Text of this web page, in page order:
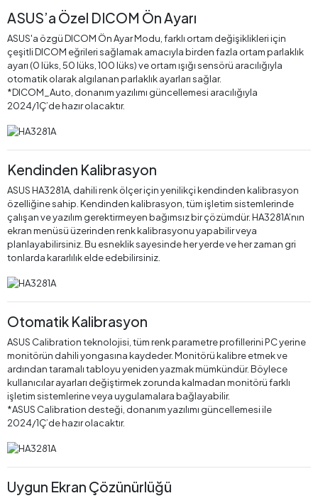
ASUS’a Özel DICOM Ön Ayarı
ASUS'a özgü DICOM Ön Ayar Modu, farklı ortam değişiklikleri için
çeşitli DICOM eğrileri sağlamak amacıyla birden fazla ortam parlaklık
ayarı (0 lüks, 50 lüks, 100 lüks) ve ortam ışığı sensörü aracılığıyla
otomatik olarak algılanan parlaklık ayarları sağlar.
*DICOM_Auto, donanım yazılımı güncellemesi aracılığıyla
2024/1Ç’de hazır olacaktır.
Kendinden Kalibrasyon
ASUS HA3281A, dahili renk ölçer için yenilikçi kendinden kalibrasyon
özelliğine sahip. Kendinden kalibrasyon, tüm işletim sistemlerinde
çalışan ve yazılım gerektirmeyen bağımsız bir çözümdür. HA3281A’nın
ekran menüsü üzerinden renk kalibrasyonu yapabilir veya
planlayabilirsiniz. Bu esneklik sayesinde her yerde ve her zaman gri
tonlarda kararlılık elde edebilirsiniz.
Otomatik Kalibrasyon
ASUS Calibration teknolojisi, tüm renk parametre profillerini PC yerine
monitörün dahili yongasına kaydeder. Monitörü kalibre etmek ve
ardından taramalı tabloyu yeniden yazmak mümkündür. Böylece
kullanıcılar ayarları değiştirmek zorunda kalmadan monitörü farklı
işletim sistemlerine veya uygulamalara bağlayabilir.
*ASUS Calibration desteği, donanım yazılımı güncellemesi ile
2024/1Ç’de hazır olacaktır.
Uygun Ekran Çözünürlüğü